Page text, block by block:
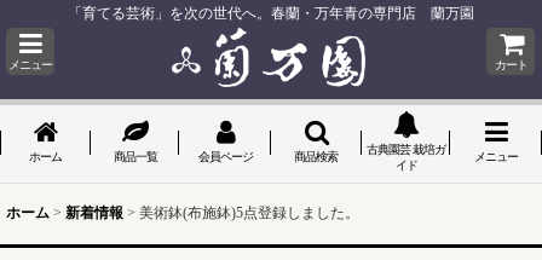
「育てる芸術」を次の世代へ。春蘭・万年青の専門店 蘭万園
メニュー カート
ホーム 商品一覧 会員ページ 商品検索
古典園芸 栽培ガ
イド
メニュー
ホーム > 新着情報 > 美術鉢(布施鉢)5点登録しました。